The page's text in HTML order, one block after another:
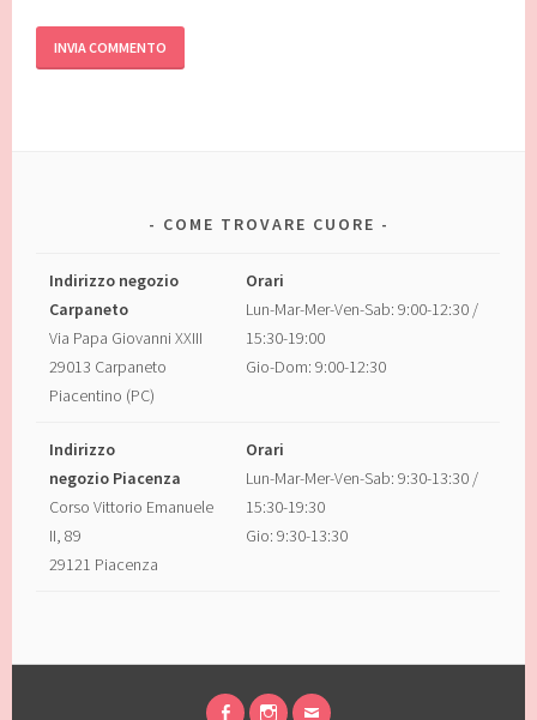
COME TROVARE CUORE
Indirizzo negozio
Carpaneto
Via Papa Giovanni XXIII
29013 Carpaneto
Piacentino (PC)
Orari
Lun-Mar-Mer-Ven-Sab: 9:00-12:30 /
15:30-19:00
Gio-Dom: 9:00-12:30
Indirizzo
negozio Piacenza
Corso Vittorio Emanuele
II, 89
29121 Piacenza
Orari
Lun-Mar-Mer-Ven-Sab: 9:30-13:30 /
15:30-19:30
Gio: 9:30-13:30